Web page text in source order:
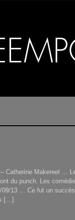
Catherine Makereel …
du punch. Les
13 … Ce fut un
[…]